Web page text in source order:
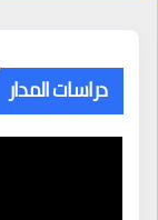
دراسات المدار